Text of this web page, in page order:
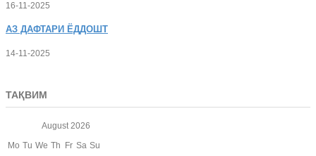
16-11-2025
АЗ ДАФТАРИ ЁДДОШТ
14-11-2025
ТАҚВИМ
August 2026
Mo Tu We Th Fr Sa Su